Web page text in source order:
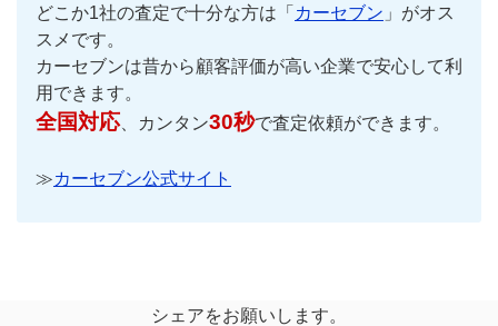
どこか1社の査定で十分な方は「 カーセブン 」がオス
スメです。
カーセブンは昔から顧客評価が高い企業で安心して利
用できます。
全国対応、カンタン30秒で査定依頼ができます。
≫カーセブン公式サイト
シェアをお願いします。